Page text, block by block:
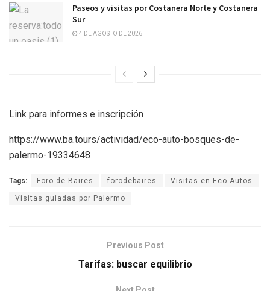
Paseos y visitas por Costanera Norte y Costanera
Sur
4 DE AGOSTO DE 2026
Link para informes e inscripción
https://www.ba.tours/actividad/eco-auto-bosques-de-
palermo-19334648
Tags: Foro de Baires forodebaires Visitas en Eco Autos
Visitas guiadas por Palermo
Previous Post
Tarifas: buscar equilibrio